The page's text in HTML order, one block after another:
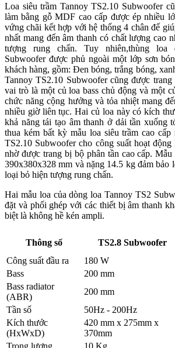
Loa siêu trầm Tannoy TS2.10 Subwoofer
làm bằng gỗ MDF cao cấp được ép nhiều
vứng chãi kết hợp với hệ thống 4 chân đế
nhất mang đến âm thanh có chất lượng cao
tượng rung chấn. Tuy nhiên,thùng loa
Subwoofer được phủ ngoài một lớp sơn
khách hàng, gồm: Đen bóng, trắng bóng,
Tannoy TS2.10 Subwoofer cũng được
vai trò là một củ loa bass chủ động và một
chức năng cộng hưởng và tỏa nhiệt mang
nhiều giờ liên tục. Hai củ loa này có kích
khả năng tái tạo âm thanh ở dải tần xuống
thua kém bất kỳ mẫu loa siêu trầm cao
TS2.10 Subwoofer cho công suất hoạt
nhờ được trang bị bộ phân tần cao cấp.
390x380x328 mm và nặng 14.5 kg đảm bảo
loại bỏ hiện tượng rung chấn.
Hai mẫu loa của dòng loa Tannoy TS2
đặt và phối ghép với các thiết bị âm thanh
biệt là không hề kén ampli.
Thông số TS2.8 Subwoofer
Công suất đầu ra
180 W
Bass
200 mm
Bass radiator
(ABR)
200 mm
Tần số
50Hz - 200Hz
Kích thước
(HxWxD)
420 mm x 275mm x
370mm
Trọng lượng
10 Kg